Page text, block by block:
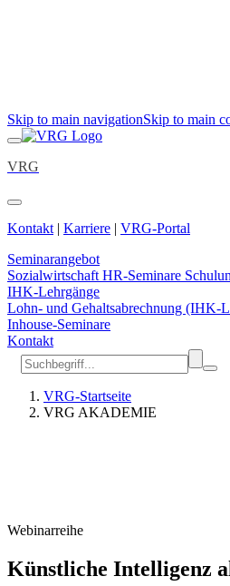
Skip to main navigationSkip to main
VRG
Kontakt | Karriere | VRG-Portal
Seminarangebot
Sozialwirtschaft HR-Seminare
IHK-Lehrgänge
Lohn- und Gehaltsabrechnung (IHK-
Inhouse-Seminare
Kontakt
VRG-Startseite
VRG AKADEMIE
Webinarreihe
Künstliche Intelligenz